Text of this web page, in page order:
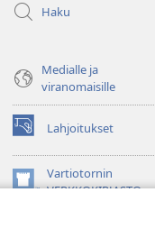
Haku
Medialle ja
viranomaisille
Lahjoitukset
(avaa
uuden
ikkunan)Vartiotornin
VERKKOKIRJASTO
(avaa